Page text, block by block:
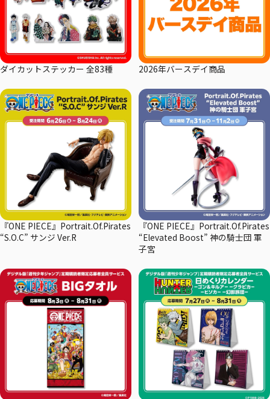
ダイカットステッカー 全83種 2026年バースデイ商品
『ONE PIECE』Portrait.Of.Pirates
“S.O.C” サンジ Ver.R
『ONE PIECE』Portrait.Of.Pirates
“Elevated Boost” 神の騎士団 軍
子宮